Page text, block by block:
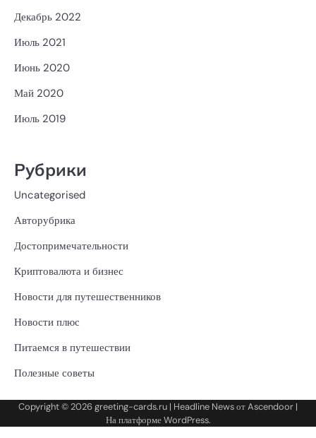
Декабрь 2022
Июль 2021
Июнь 2020
Май 2020
Июль 2019
Рубрики
Uncategorised
Авторубрика
Достопримечательности
Криптовалюта и бизнес
Новости для путешественников
Новости плюс
Питаемся в путешествии
Полезные советы
Copyright © 2026greeting-cards.ru | Headline News отAscendoor |
На платформеWordPress.